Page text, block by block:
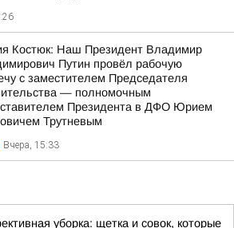
Костюк: Наш Президент Владимир
Путин провёл рабочую
с заместителем Председателя
— полномочным
Президента в ДФО Юрием
Трутневым
Вчера, 15:33
уборка: щетка и совок, которые